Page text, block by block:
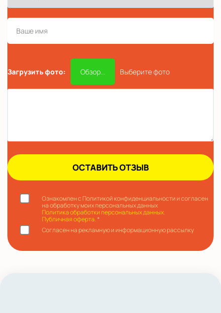
Загрузить фото: Обзор... Выберите фото
Ознакомлен с Политикой конфиденциальности и согласен
на обработку моих персональных данных
Политика обработки персональных данных.
Публичная оферта.*
Согласен на рекламную и информационную рассылку